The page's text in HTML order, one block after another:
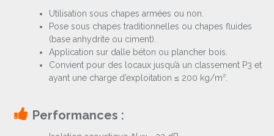
Utilisation sous chapes armées ou non.
Pose sous chapes traditionnelles ou chapes fluides
(base anhydrite ou ciment).
Application sur dalle béton ou plancher bois.
Convient pour des locaux jusqu’à un classement P3 et
ayant une charge d’exploitation ≤ 200 kg/m².
Performances :